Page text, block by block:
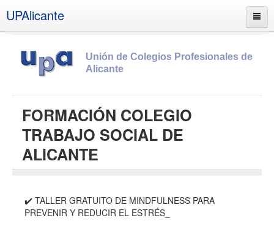
UPAlicante
Unión de Colegios Profesionales de
Alicante
Socios
Estatutos
Boletines
FORMACIÓN COLEGIO
TRABAJO SOCIAL DE
ALICANTE
✔️ TALLER GRATUITO DE MINDFULNESS PARA
PREVENIR Y REDUCIR EL ESTRÉS_